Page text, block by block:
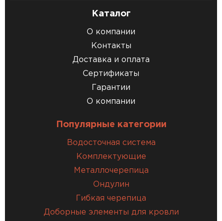
Каталог
О компании
Контакты
Доставка и оплата
Сертификаты
Гарантии
О компании
Популярные категории
Водосточная система
Комплектующие
Металлочерепица
Ондулин
Гибкая черепица
Доборные элементы для кровли